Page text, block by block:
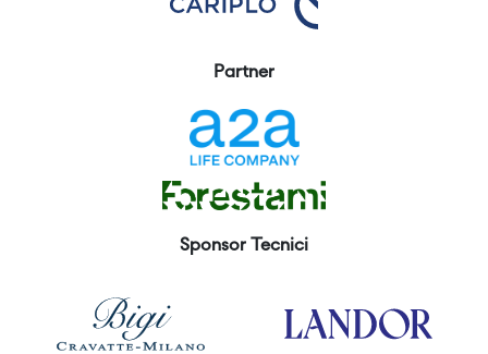
Partner
Sponsor Tecnici